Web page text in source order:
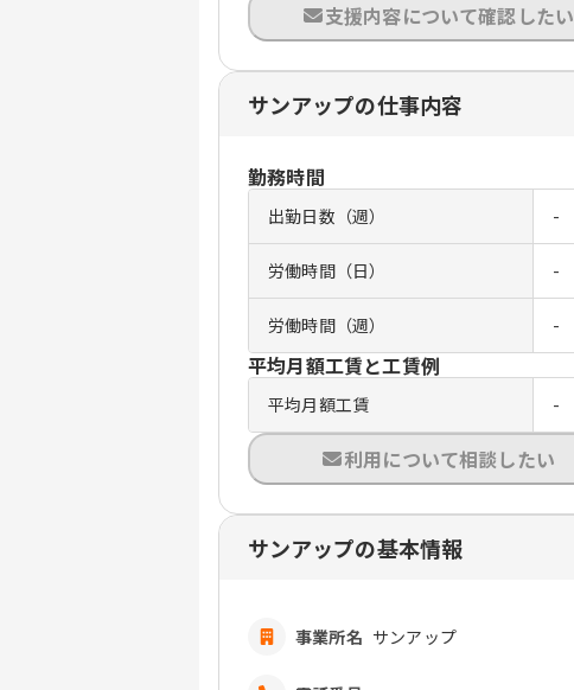
支援内容について確認したい
サンアップの仕事内容
勤務時間
出勤日数（週） -
労働時間（日） -
労働時間（週） -
平均月額工賃と工賃例
平均月額工賃 -
利用について相談したい
サンアップの基本情報
事業所名 サンアップ